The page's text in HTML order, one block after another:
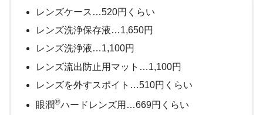
レンズケース…520円くらい
レンズ洗浄保存液…1,650円
レンズ洗浄液…1,100円
レンズ流出防止用マット…1,100円
レンズを外すスポイト…510円くらい
眼潤®ハードレンズ用…669円くらい